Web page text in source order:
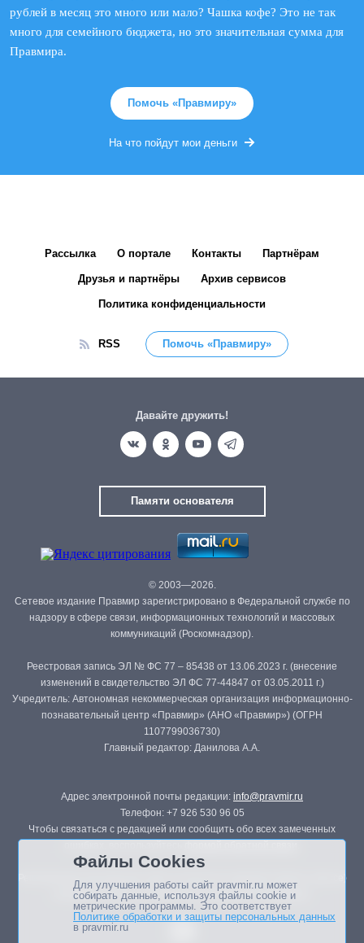
рублей в месяц это много или мало? Чашка кофе? Это не так
много для семейного бюджета, но это значительная сумма для
Правмира.
Помочь «Правмиру»
На что пойдут мои деньги
Рассылка О портале Контакты Партнёрам
Друзья и партнёры Архив сервисов
Политика конфиденциальности
RSS Помочь «Правмиру»
Давайте дружить!
Памяти основателя
© 2003—2026.
Сетевое издание Правмир зарегистрировано в Федеральной службе по
надзору в сфере связи, информационных технологий и массовых
коммуникаций (Роскомнадзор).
Реестровая запись ЭЛ № ФС 77 – 85438 от 13.06.2023 г. (внесение
изменений в свидетельство ЭЛ ФС 77-44847 от 03.05.2011 г.)
Учредитель: Автономная некоммерческая организация информационно-
познавательный центр «Правмир» (АНО «Правмир») (ОГРН
1107799036730)
Главный редактор: Данилова А.А.
Адрес электронной почты редакции: info@pravmir.ru
Телефон: +7 926 530 96 05
Чтобы связаться с редакцией или сообщить обо всех замеченных
Републикация материалов сайта в печатных изданиях (книгах, прессе)
возможна только с письменного разрешения редакции.
Файлы Cookies
Для улучшения работы сайт pravmir.ru может
собирать данные, используя файлы cookie и
метрические программы. Это соответствует
Политике обработки и защиты персональных данных
в pravmir.ru